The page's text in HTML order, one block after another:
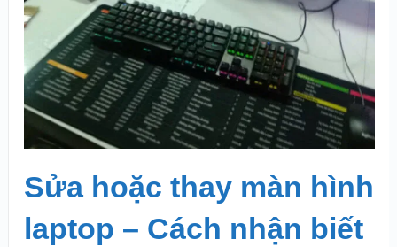
Sửa hoặc thay màn hình
laptop – Cách nhận biết